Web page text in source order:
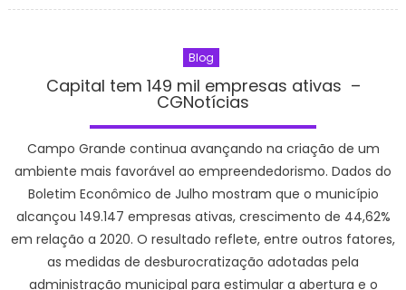
1
de
pontos
Átomos
quem
investimentos;
veja
Blog
Capital tem 149 mil empresas ativas –
CGNotícias
Campo Grande continua avançando na criação de um
ambiente mais favorável ao empreendedorismo. Dados do
Boletim Econômico de Julho mostram que o município
alcançou 149.147 empresas ativas, crescimento de 44,62%
em relação a 2020. O resultado reflete, entre outros fatores,
as medidas de desburocratização adotadas pela
administração municipal para estimular a abertura e o